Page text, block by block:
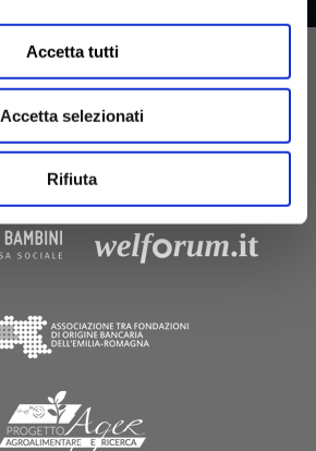
Accetta tutti
Accetta selezionati
Rifiuta
ATTIVITÀ